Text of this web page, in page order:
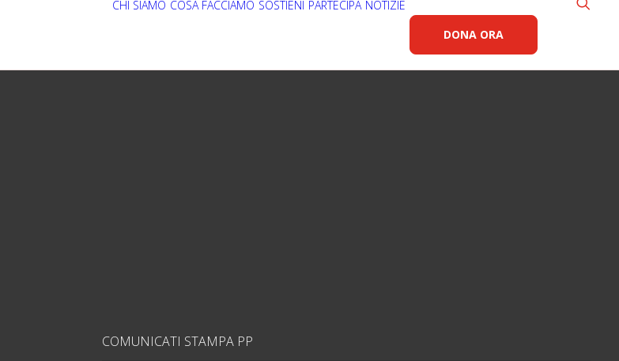
CHI SIAMO COSA FACCIAMO SOSTIENI PARTECIPA NOTIZIE
DONA ORA
COMUNICATI STAMPA PP